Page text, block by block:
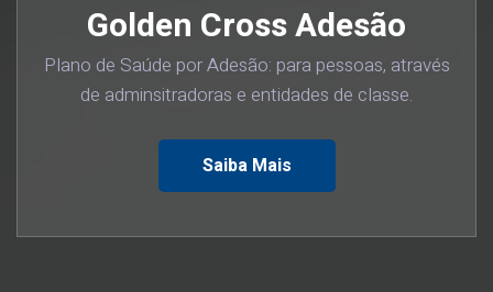
Golden Cross Adesão
Plano de Saúde por Adesão: para pessoas, através
de adminsitradoras e entidades de classe.
Saiba Mais